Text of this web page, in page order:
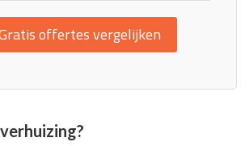
offertes vergelijken